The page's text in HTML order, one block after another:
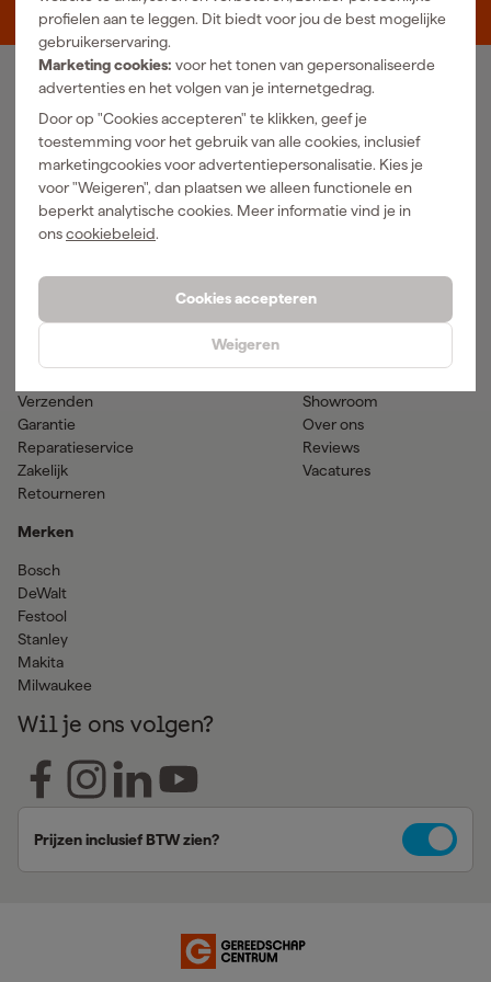
profielen aan te leggen. Dit biedt voor jou de best mogelijke
gebruikerservaring.
Marketing cookies: voor het tonen van gepersonaliseerde
advertenties en het volgen van je internetgedrag.
Door op "Cookies accepteren" te klikken, geef je
toestemming voor het gebruik van alle cookies, inclusief
marketingcookies voor advertentiepersonalisatie. Kies je
voor "Weigeren", dan plaatsen we alleen functionele en
beperkt analytische cookies. Meer informatie vind je in
onscookiebeleid.
Cookies accepteren
Weigeren
Luchtgereedschap
Elektra
Reiniging
Klimaatbeheersing
Bevestigingsmateriaal
Transport en werkplaats
Handgereedschap
Meetgereedschap
Elektrisch gereedschap
Accu gereedschap
Verf & verfbenodigdheden
Hulp & contact
Verzenden
Garantie
Reparatieservice
Zakelijk
Retourneren
Merken
Bosch
DeWalt
Festool
Stanley
Makita
Milwaukee
Gereedschapcentrum
Showroom
Over ons
Reviews
Vacatures
Wil je ons volgen?
Prijzen inclusief BTW zien?